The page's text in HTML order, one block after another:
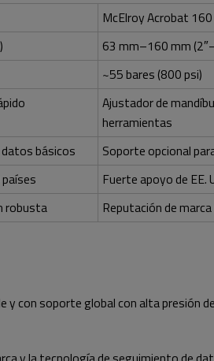
McElroy Acrobat 160
63 mm–160 mm
~55 bares (800 psi)
Ajustador de
herramientas
básicos
Soporte opcional
Fuerte apoyo de EE.
robusta Reputación de
y con soporte global con alta presión